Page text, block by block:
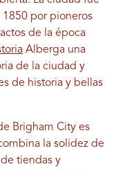
por pioneros
de la época
Alberga una
de la ciudad y
de historia y bellas
Brigham City es
la solidez de
tiendas y